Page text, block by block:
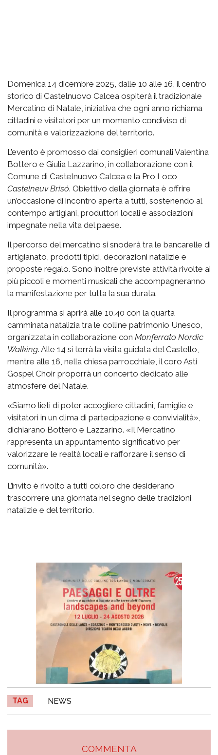
Domenica 14 dicembre 2025, dalle 10 alle 16, il centro
storico di Castelnuovo Calcea ospiterà il tradizionale
Mercatino di Natale, iniziativa che ogni anno richiama
cittadini e visitatori per un momento condiviso di
comunità e valorizzazione del territorio.
L’evento è promosso dai consiglieri comunali Valentina
Bottero e Giulia Lazzarino, in collaborazione con il
Comune di Castelnuovo Calcea e la Pro Loco
Castelneuv Brisó. Obiettivo della giornata è offrire
un’occasione di incontro aperta a tutti, sostenendo al
contempo artigiani, produttori locali e associazioni
impegnate nella vita del paese.
Il percorso del mercatino si snoderà tra le bancarelle di
artigianato, prodotti tipici, decorazioni natalizie e
proposte regalo. Sono inoltre previste attività rivolte ai
più piccoli e momenti musicali che accompagneranno
la manifestazione per tutta la sua durata.
Il programma si aprirà alle 10.40 con la quarta
camminata natalizia tra le colline patrimonio Unesco,
organizzata in collaborazione con Monferrato Nordic
Walking. Alle 14 si terrà la visita guidata del Castello,
mentre alle 16, nella chiesa parrocchiale, il coro Asti
Gospel Choir proporrà un concerto dedicato alle
atmosfere del Natale.
«Siamo lieti di poter accogliere cittadini, famiglie e
visitatori in un clima di partecipazione e convivialità»,
dichiarano Bottero e Lazzarino. «Il Mercatino
rappresenta un appuntamento significativo per
valorizzare le realtà locali e rafforzare il senso di
comunità».
L’invito è rivolto a tutti coloro che desiderano
trascorrere una giornata nel segno delle tradizioni
natalizie e del territorio.
TAG NEWS
COMMENTA